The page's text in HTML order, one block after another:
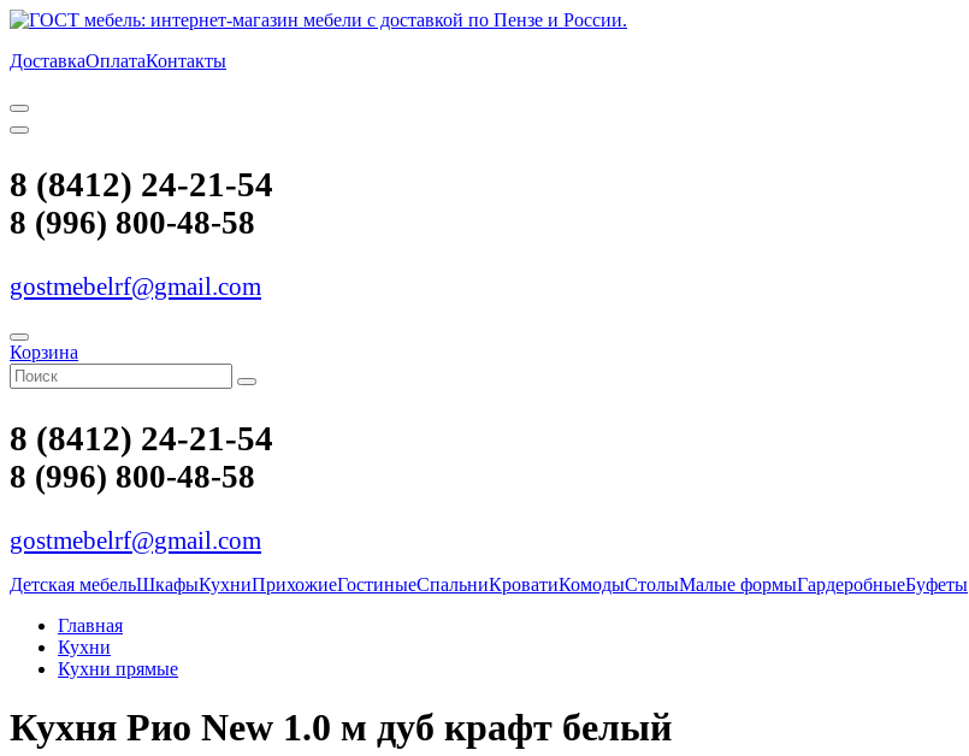
ДоставкаОплатаКонтакты
8 (8412) 24-21-54
8 (996) 800-48-58
gostmebelrf@gmail.com
Корзина
8 (8412) 24-21-54
8 (996) 800-48-58
gostmebelrf@gmail.com
Детская мебельШкафыКухниПрихожиеГостиныеСпальниКроватиКомодыСтолыМалые формыГардеробныеБуфеты
Главная
Кухни
Кухни прямые
Кухня Рио New 1.0 м дуб крафт белый